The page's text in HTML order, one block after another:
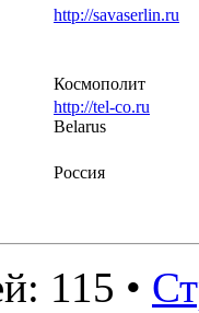
http://savaserlin.ru
Космополит
http://tel-co.ru
Belarus
Россия
115 •